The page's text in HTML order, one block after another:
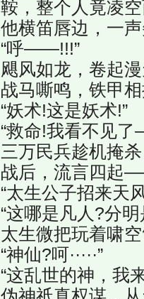
鞍，整个人竟凌
他横笛唇边，一
“呼——!!!”
飓风如龙，卷起
战马嘶鸣，铁甲
“妖术!这是妖术!”
“救命!我看不见
三万民兵趁机掩
战后，流言四起
“太生公子招来天
“这哪是凡人?分
太生微把玩着啸
“神仙?呵·····”
“这乱世的神，我